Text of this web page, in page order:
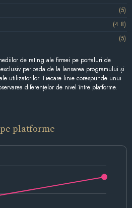
(5)
(4.8)
(5)
de rating ale firmei pe portaluri de
perioada de la lansarea programului și
utilizatorilor. Fiecare linie corespunde unui
diferențelor de nivel între platforme.
pe platforme